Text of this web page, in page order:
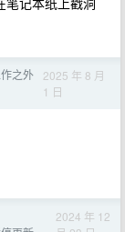
之外
2025 年 8 月
1 日
2024 年 12